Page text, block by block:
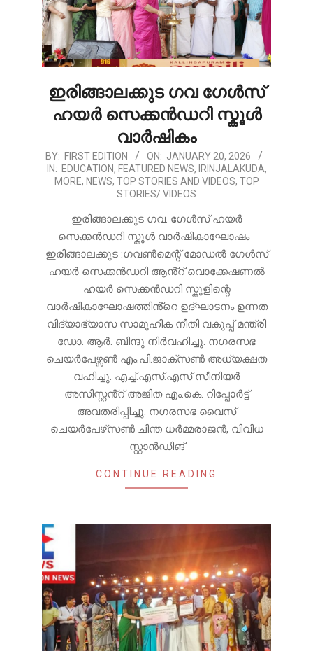
ഇരിങ്ങാലക്കുട ഗവ ഗേൾസ്
ഹയർ സെക്കൻഡറി സ്കൂൾ
വാർഷികം
2026-
01-
BY: FIRST EDITION ON: JANUARY 20, 2026
IN: EDUCATION, FEATURED NEWS, IRINJALAKUDA,
MORE, NEWS, TOP STORIES AND VIDEOS, TOP
STORIES/ VIDEOS
ഇരിങ്ങാലക്കുട ഗവ. ഗേൾസ് ഹയർ
സെക്കൻഡറി സ്കൂൾ വാർഷികാഘോഷം
ഇരിങ്ങാലക്കുട :ഗവൺമെന്റ് മോഡൽ ഗേൾസ്
ഹയർ സെക്കൻഡറി ആൻ്റ് വൊക്കേഷണൽ
ഹയർ സെക്കൻഡറി സ്കൂളിന്റെ
വാർഷികാഘോഷത്തിൻ്റെ ഉദ്ഘാടനം ഉന്നത
വിദ്യാഭ്യാസ സാമൂഹിക നീതി വകുപ്പ് മന്ത്രി
ഡോ. ആർ. ബിന്ദു നിർവഹിച്ചു. നഗരസഭ
ചെയർപേഴ്സൺ എം.പി.ജാക്‌സൺ അധ്യക്ഷത
വഹിച്ചു. എച്ച്.എസ്.എസ് സീനിയർ
അസിസ്റ്റൻ്റ് അജിത എം.കെ. റിപ്പോർട്ട്
അവതരിപ്പിച്ചു. നഗരസഭ വൈസ്
ചെയർപേഴ്‌സൺ ചിന്ത ധർമ്മരാജൻ, വിവിധ
സ്റ്റാൻഡിങ്
CONTINUE READING